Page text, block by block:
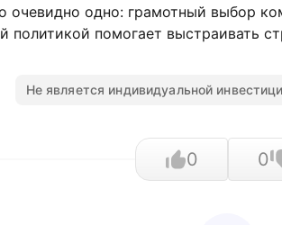
очевидно одно: грамотный выбор
политикой помогает выстраивать
Не является индивидуальной
0 0